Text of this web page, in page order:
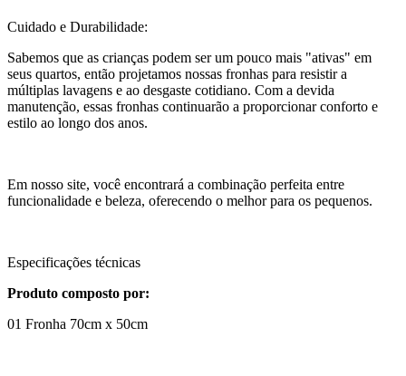
Cuidado e Durabilidade:
Sabemos que as crianças podem ser um pouco mais "ativas" em
seus quartos, então projetamos nossas fronhas para resistir a
múltiplas lavagens e ao desgaste cotidiano. Com a devida
manutenção, essas fronhas continuarão a proporcionar conforto e
estilo ao longo dos anos.
Em nosso site, você encontrará a combinação perfeita entre
funcionalidade e beleza, oferecendo o melhor para os pequenos.
Especificações técnicas
Produto composto por:
01 Fronha 70cm x 50cm